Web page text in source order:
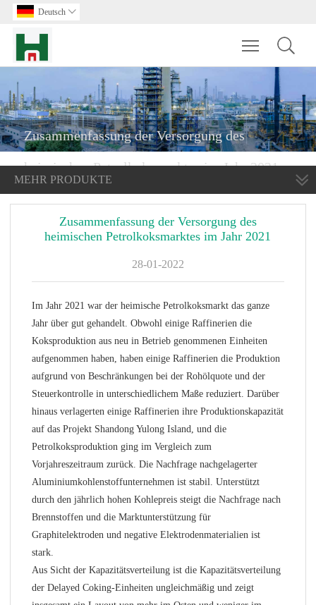
Deutsch 
Toggle
Zusammenfassung der Versorgung des
heimischen Petrolkoksmarktes im Jahr 2021
MEHR PRODUKTE
Zusammenfassung der Versorgung des
heimischen Petrolkoksmarktes im Jahr 2021
28-01-2022
Im Jahr 2021 war der heimische Petrolkoksmarkt das ganze
Jahr über gut gehandelt. Obwohl einige Raffinerien die
Koksproduktion aus neu in Betrieb genommenen Einheiten
aufgenommen haben, haben einige Raffinerien die Produktion
aufgrund von Beschränkungen bei der Rohölquote und der
Steuerkontrolle in unterschiedlichem Maße reduziert. Darüber
hinaus verlagerten einige Raffinerien ihre Produktionskapazität
auf das Projekt Shandong Yulong Island, und die
Petrolkoksproduktion ging im Vergleich zum
Vorjahreszeitraum zurück. Die Nachfrage nachgelagerter
Aluminiumkohlenstoffunternehmen ist stabil. Unterstützt
durch den jährlich hohen Kohlepreis steigt die Nachfrage nach
Brennstoffen und die Marktunterstützung für
Graphitelektroden und negative Elektrodenmaterialien ist
stark.
Aus Sicht der Kapazitätsverteilung ist die Kapazitätsverteilung
der Delayed Coking-Einheiten ungleichmäßig und zeigt